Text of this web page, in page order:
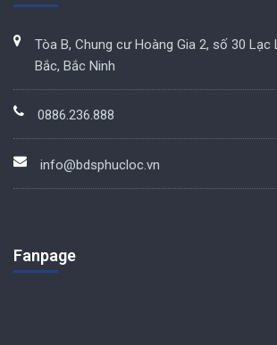
Tòa B, Chung cư Hoàng Gia 2, số 30 Lạc
Bắc, Bắc Ninh
0886.236.888
info@bdsphucloc.vn
Fanpage